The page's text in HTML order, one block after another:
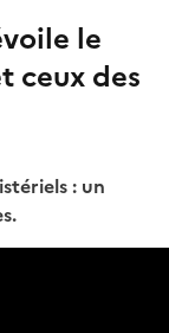
le
ceux des
: un